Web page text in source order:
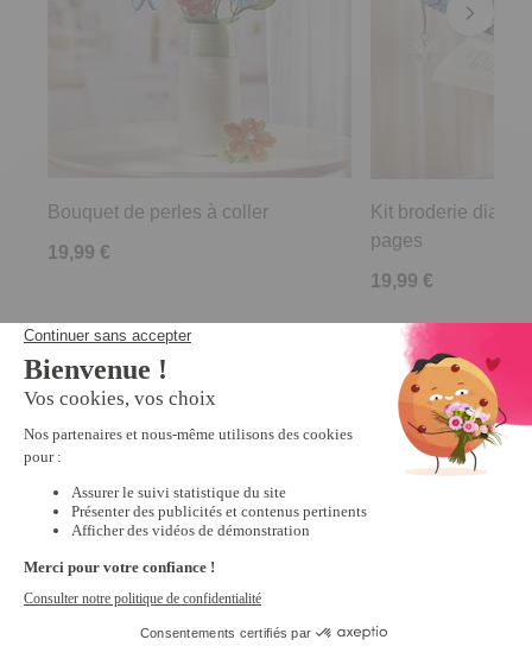
Bouquet de perles à coller
19,99 €
Kit broderie
pages
19,99 €